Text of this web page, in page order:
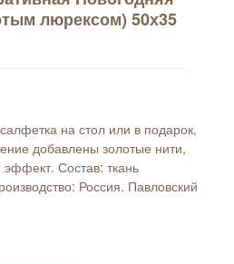
люрексом) 50х35
на стол или в подарок,
добавлены золотые нити,
Состав: ткань
Россия. Павловский